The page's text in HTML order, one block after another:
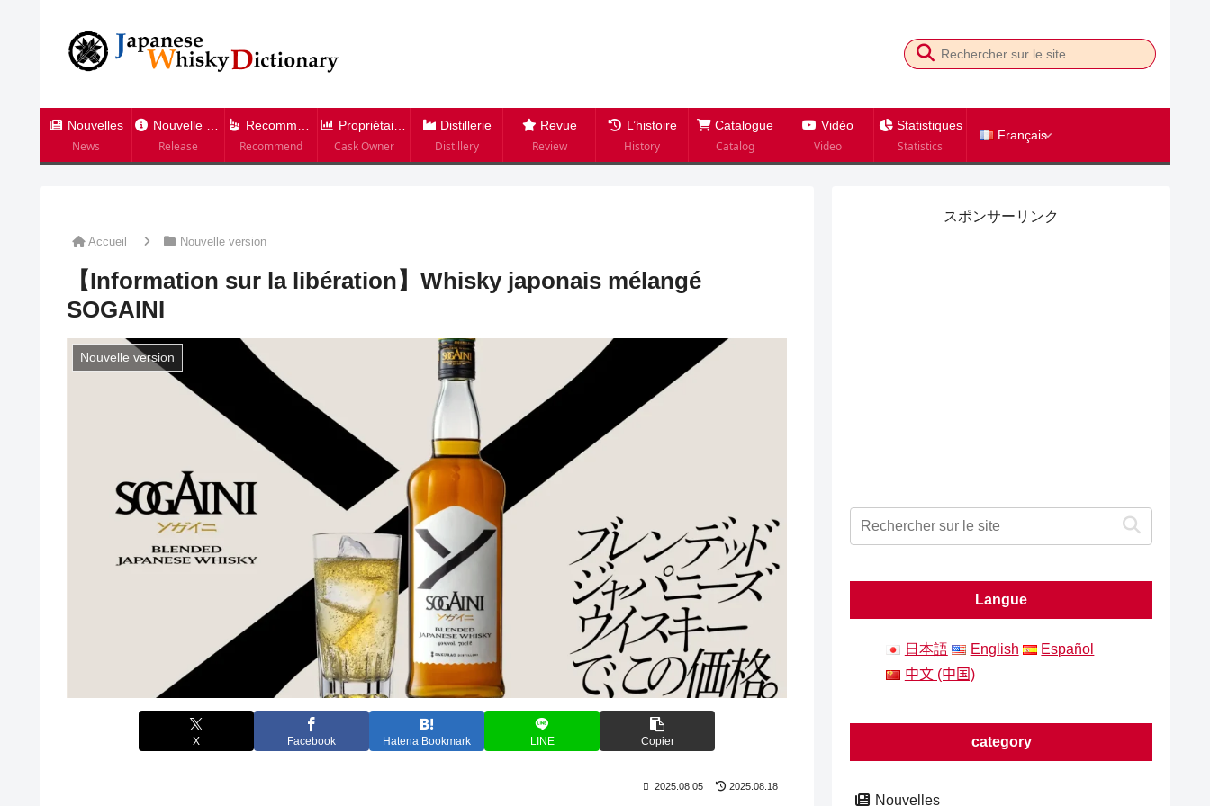
Nouvelles
News
Nouvelle version
Release
Recommandation
Recommend
Propriétaire de tonneau
Cask Owner
Distillerie
Distillery
Revue
Review
L’histoire
History
Catalogue
Catalog
Vidéo
Video
Statistiques
Statistics
Français
Accueil Nouvelle version
【Information sur la libération】Whisky japonais mélangé
SOGAINI
Nouvelle version
X Facebook Hatena Bookmark LINE Copier
2025.08.05 2025.08.18
スポンサーリンク
Langue
日本語 English
Español
中文 (中国)
category
Nouvelles